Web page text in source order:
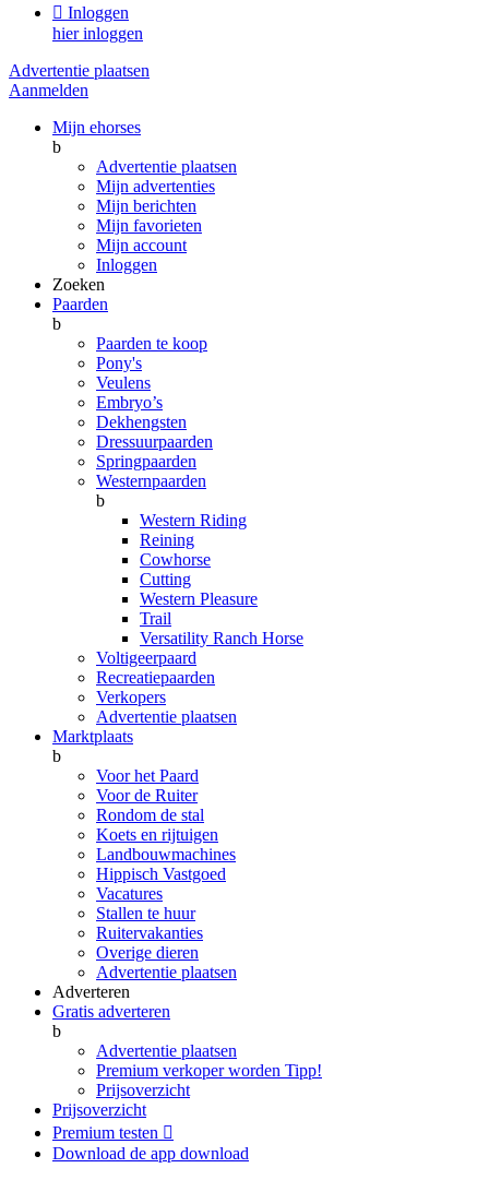
 Inloggen
hier inloggen
Advertentie plaatsen
Aanmelden
Mijn ehorses
b
Advertentie plaatsen
Mijn advertenties
Mijn berichten
Mijn favorieten
Mijn account
Inloggen
Zoeken
Paarden
b
Paarden te koop
Pony's
Veulens
Embryo’s
Dekhengsten
Dressuurpaarden
Springpaarden
Westernpaarden
b
Western Riding
Reining
Cowhorse
Cutting
Western Pleasure
Trail
Versatility Ranch Horse
Voltigeerpaard
Recreatiepaarden
Verkopers
Advertentie plaatsen
Marktplaats
b
Voor het Paard
Voor de Ruiter
Rondom de stal
Koets en rijtuigen
Landbouwmachines
Hippisch Vastgoed
Vacatures
Stallen te huur
Ruitervakanties
Overige dieren
Advertentie plaatsen
Adverteren
Gratis adverteren
b
Advertentie plaatsen
Premium verkoper worden Tipp!
Prijsoverzicht
Prijsoverzicht
Premium testen 
Download de app download